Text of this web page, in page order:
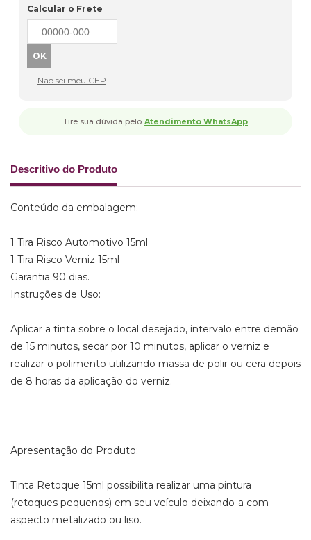
Calcular o Frete
Não sei meu CEP
Tire sua dúvida pelo Atendimento WhatsApp
Descritivo do Produto
Conteúdo da embalagem:
1 Tira Risco Automotivo 15ml
1 Tira Risco Verniz 15ml
Garantia 90 dias.
Instruções de Uso:
Aplicar a tinta sobre o local desejado, intervalo entre demão
de 15 minutos, secar por 10 minutos, aplicar o verniz e
realizar o polimento utilizando massa de polir ou cera depois
de 8 horas da aplicação do verniz.
Apresentação do Produto:
Tinta Retoque 15ml possibilita realizar uma pintura
(retoques pequenos) em seu veículo deixando-a com
aspecto metalizado ou liso.